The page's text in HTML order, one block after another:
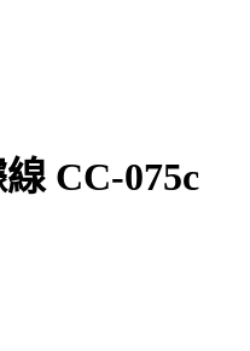
CC-075c